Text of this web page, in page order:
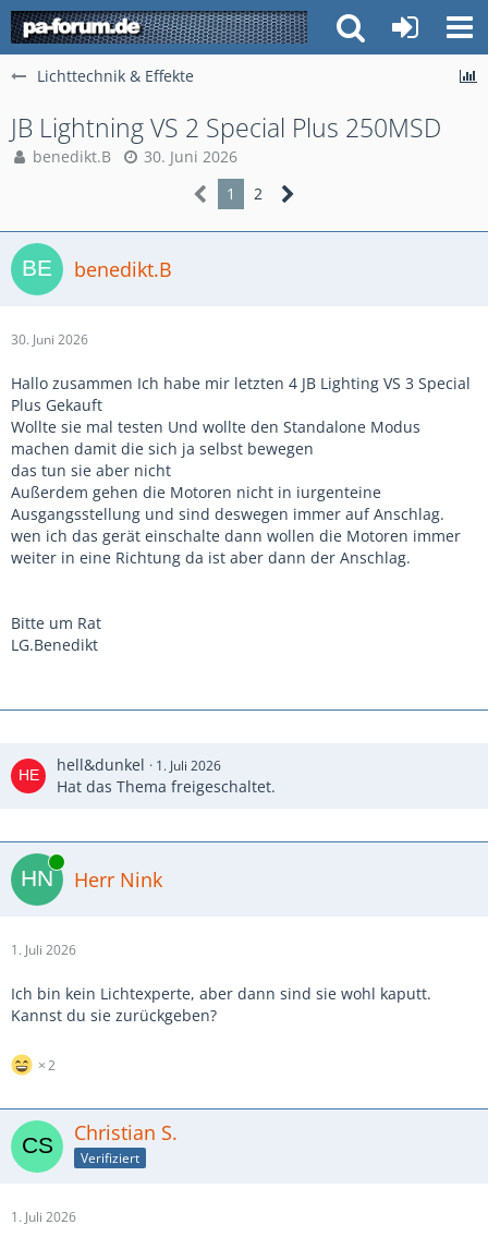
Lichttechnik & Effekte
JB Lightning VS 2 Special Plus 250MSD
benedikt.B
30. Juni 2026
1
2
benedikt.B
30. Juni 2026
Hallo zusammen Ich habe mir letzten 4 JB Lighting VS 3 Special
Plus Gekauft
Wollte sie mal testen Und wollte den Standalone Modus
machen damit die sich ja selbst bewegen
das tun sie aber nicht
Außerdem gehen die Motoren nicht in iurgenteine
Ausgangsstellung und sind deswegen immer auf Anschlag.
wen ich das gerät einschalte dann wollen die Motoren immer
weiter in eine Richtung da ist aber dann der Anschlag.
Bitte um Rat
LG.Benedikt
hell&dunkel 1. Juli 2026
Hat das Thema freigeschaltet.
Online
Herr Nink
1. Juli 2026
Ich bin kein Lichtexperte, aber dann sind sie wohl kaputt.
Kannst du sie zurückgeben?
2
Christian S.
Verifiziert
1. Juli 2026